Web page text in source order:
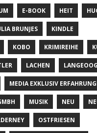
E-BOOK HEIT
BRUNJES KINDLE
KOBO KRIMIREIHE
LACHEN LANGEOOG
MEDIA EXKLUSIV
MUSIK NEU
OSTFRIESEN